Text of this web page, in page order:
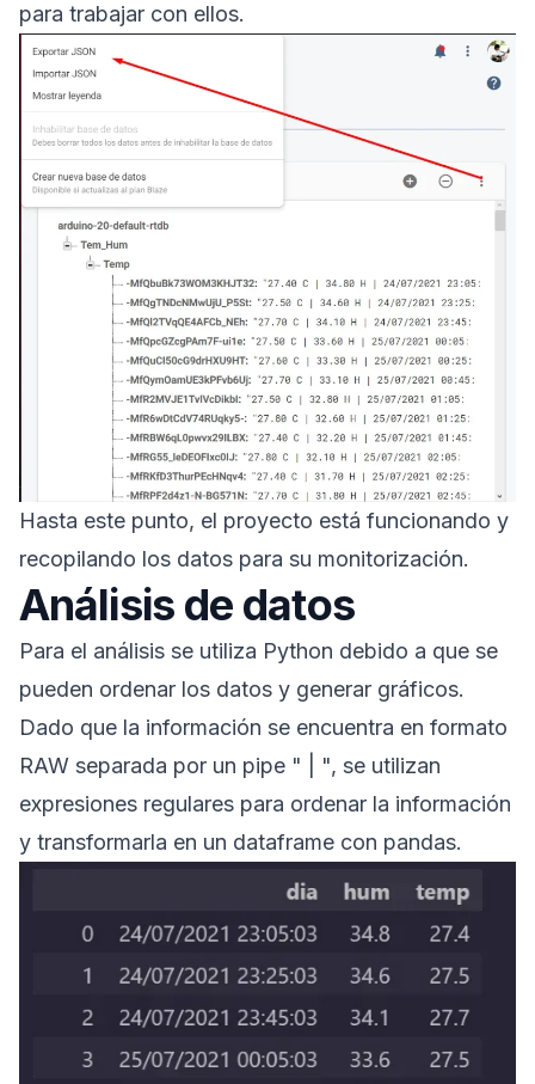
para trabajar con ellos.
Hasta este punto, el proyecto está funcionando y
recopilando los datos para su monitorización.
Análisis de datos
Para el análisis se utiliza Python debido a que se
pueden ordenar los datos y generar gráficos.
Dado que la información se encuentra en formato
RAW separada por un pipe " | ", se utilizan
expresiones regulares para ordenar la información
y transformarla en un dataframe con pandas.